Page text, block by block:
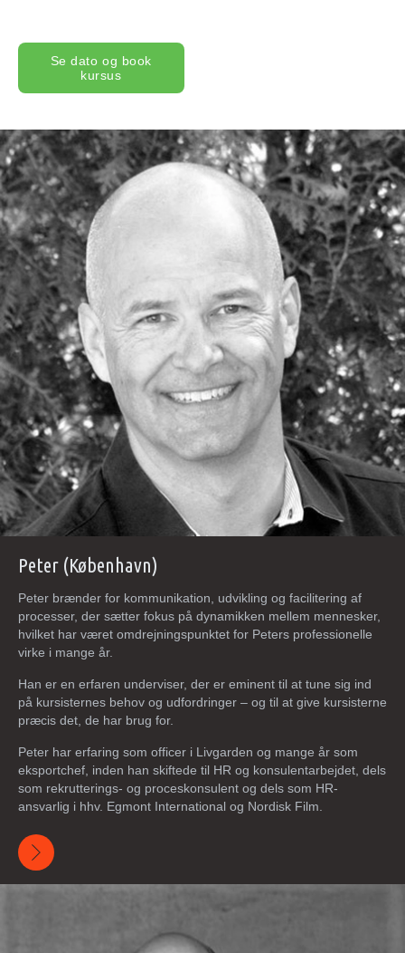
Se dato og book
kursus
Peter (København)
Peter brænder for kommunikation, udvikling og facilitering af
processer, der sætter fokus på dynamikken mellem mennesker,
hvilket har været omdrejningspunktet for Peters professionelle
virke i mange år.
Han er en erfaren underviser, der er eminent til at tune sig ind
på kursisternes behov og udfordringer – og til at give kursisterne
præcis det, de har brug for.
Peter har erfaring som officer i Livgarden og mange år som
eksportchef, inden han skiftede til HR og konsulentarbejdet, dels
som rekrutterings- og proceskonsulent og dels som HR-
ansvarlig i hhv. Egmont International og Nordisk Film.